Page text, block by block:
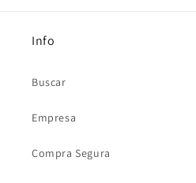
Info
Buscar
Empresa
Compra Segura